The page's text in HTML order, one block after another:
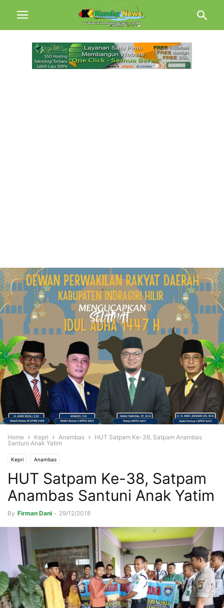
Home Kepri Anambas
HUT Satpam Ke-38, Satpam Anambas
Santuni Anak Yatim
Kepri Anambas
HUT Satpam Ke-38, Satpam
Anambas Santuni Anak Yatim
By Firman Dani - 29/12/2018